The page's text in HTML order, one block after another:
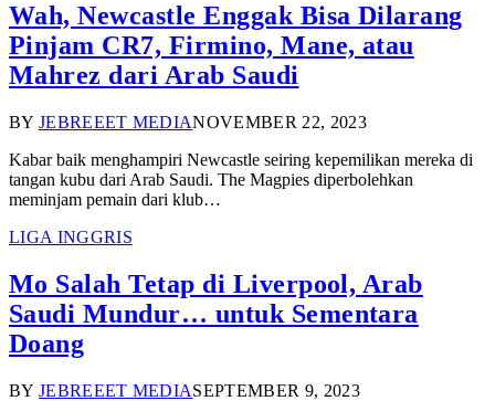
Wah, Newcastle Enggak Bisa Dilarang
Pinjam CR7, Firmino, Mane, atau
Mahrez dari Arab Saudi
BY JEBREEET MEDIANOVEMBER 22, 2023
Kabar baik menghampiri Newcastle seiring kepemilikan mereka di
tangan kubu dari Arab Saudi. The Magpies diperbolehkan
meminjam pemain dari klub…
LIGA INGGRIS
Mo Salah Tetap di Liverpool, Arab
Saudi Mundur… untuk Sementara
Doang
BY JEBREEET MEDIASEPTEMBER 9, 2023